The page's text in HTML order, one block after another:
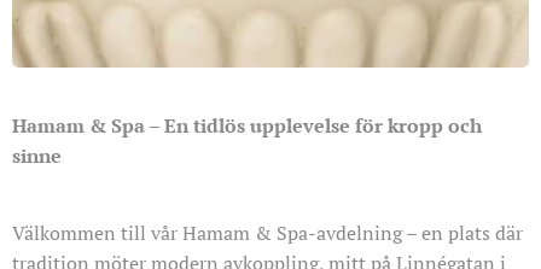
Hamam & Spa – En tidlös upplevelse för kropp och
sinne
Välkommen till vår Hamam & Spa-avdelning – en plats där
tradition möter modern avkoppling, mitt på Linnégatan i